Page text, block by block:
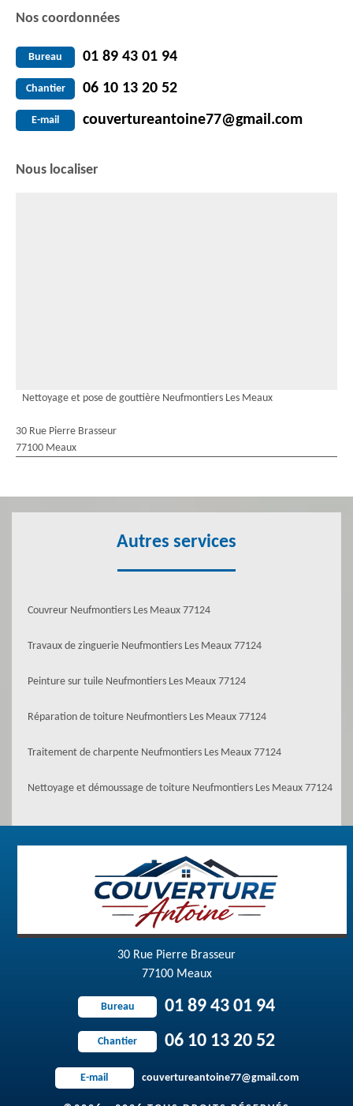
Nos coordonnées
Bureau 01 89 43 01 94
Chantier 06 10 13 20 52
E-mail couvertureantoine77@gmail.com
Nous localiser
Nettoyage et pose de gouttière Neufmontiers Les Meaux
30 Rue Pierre Brasseur
77100 Meaux
Autres services
Couvreur Neufmontiers Les Meaux 77124
Travaux de zinguerie Neufmontiers Les Meaux 77124
Peinture sur tuile Neufmontiers Les Meaux 77124
Réparation de toiture Neufmontiers Les Meaux 77124
Traitement de charpente Neufmontiers Les Meaux 77124
Nettoyage et démoussage de toiture Neufmontiers Les Meaux 77124
30 Rue Pierre Brasseur
77100 Meaux
Bureau 01 89 43 01 94
Chantier 06 10 13 20 52
E-mail couvertureantoine77@gmail.com